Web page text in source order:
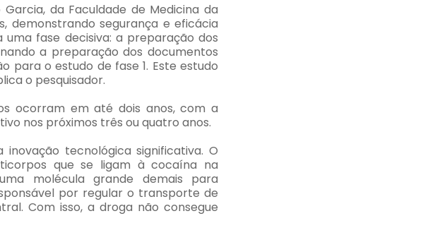
da Faculdade de Medicina da
demonstrando segurança e eficácia
fase decisiva: a preparação dos
a preparação dos documentos
para o estudo de fase 1. Este estudo
o pesquisador.
ocorram em até dois anos, com a
nos próximos três ou quatro anos.
tecnológica significativa. O
que se ligam à cocaína na
molécula grande demais para
por regular o transporte de
Com isso, a droga não consegue